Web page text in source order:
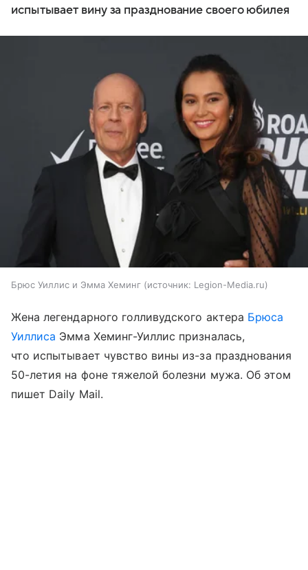
испытывает вину за празднование своего юбилея
Брюс Уиллис и Эмма Хеминг источник: Legion-Media.ru
Жена легендарного голливудского актера Брюса
Уиллиса Эмма Хеминг-Уиллис призналась,
что испытывает чувство вины из-за празднования
50-летия на фоне тяжелой болезни мужа. Об этом
пишет Daily Mail.